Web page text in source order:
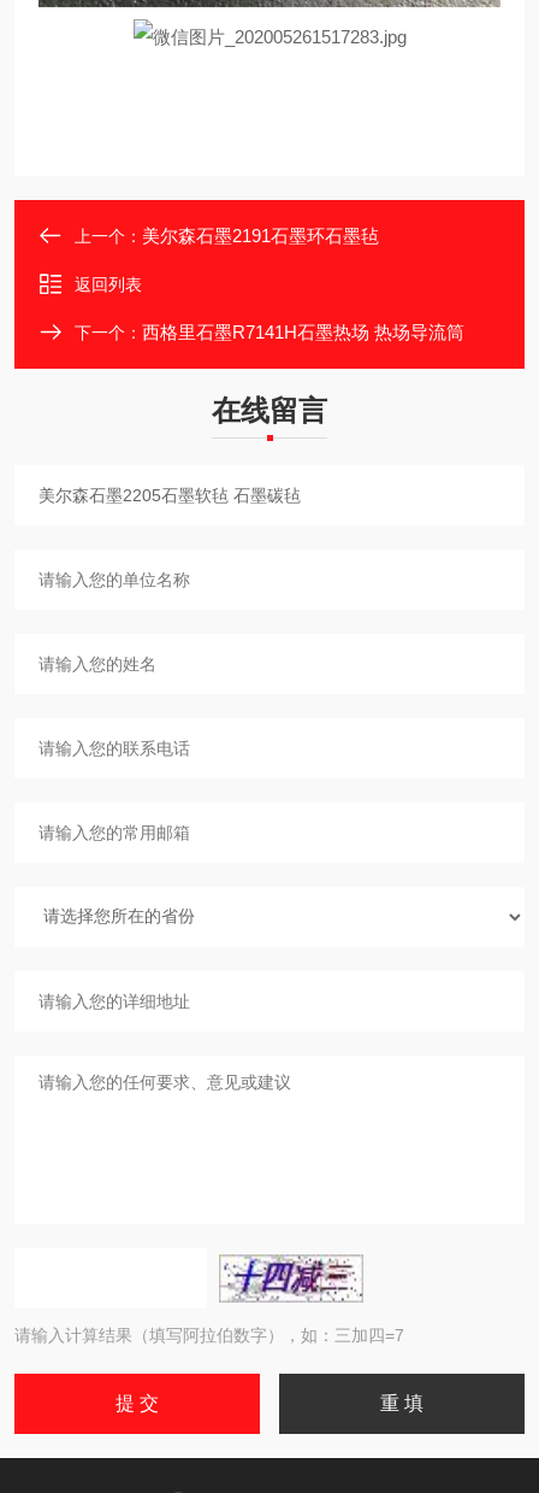
上一个： 美尔森石墨2191石墨环石墨毡
返回列表
下一个： 西格里石墨R7141H石墨热场 热场导流筒
在线留言
请输入计算结果（填写阿拉伯数字），如：三加四=7